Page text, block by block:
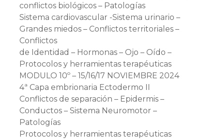
conflictos biológicos – Patologías
Sistema cardiovascular -Sistema urinario –
Grandes miedos – Conflictos territoriales –
Conflictos
de Identidad – Hormonas – Ojo – Oído –
Protocolos y herramientas terapéuticas
MODULO 10º – 15/16/17 NOVIEMBRE 2024
4ª Capa embrionaria Ectodermo II
Conflictos de separación – Epidermis –
Conductos – Sistema Neuromotor –
Patologías
Protocolos y herramientas terapéuticas